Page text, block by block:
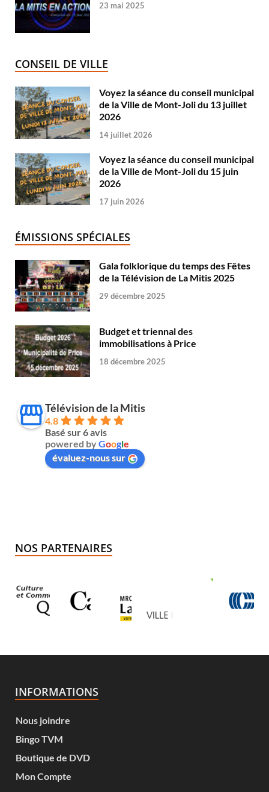
23 mai 2025
CONSEIL DE VILLE
Voyez la séance du conseil municipal
de la Ville de Mont-Joli du 13 juillet
2026
14 juillet 2026
Voyez la séance du conseil municipal
de la Ville de Mont-Joli du 15 juin
2026
17 juin 2026
ÉMISSIONS SPÉCIALES
Gala folklorique du temps des Fêtes
de la Télévision de La Mitis 2025
29 décembre 2025
Budget et triennal des
immobilisations à Price
18 décembre 2025
Télévision de la Mitis
4.8
Basé sur 6 avis
powered byGoogle
évaluez-nous sur
NOS PARTENAIRES
INFORMATIONS
Nous joindre
Bingo TVM
Boutique de DVD
Mon Compte